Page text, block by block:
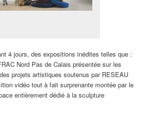
4 jours, des expositions inédites telles que :
Nord Pas de Calais présentée sur les
projets artistiques soutenus par RESEAU
vidéo tout à fait surprenante montée par le
entièrement dédié à la sculpture